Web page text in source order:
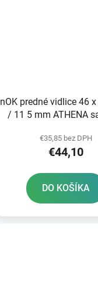
nOK predné vidlice 46
/ 11 5 mm ATHENA
€35,85 bez DPH
€44,10
DO KOŠÍKA